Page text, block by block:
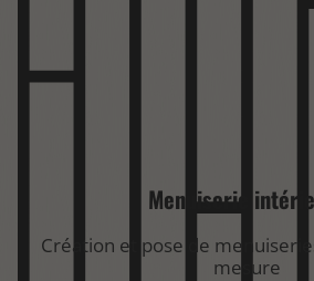
Menuiserie
Création et pose de
mesure